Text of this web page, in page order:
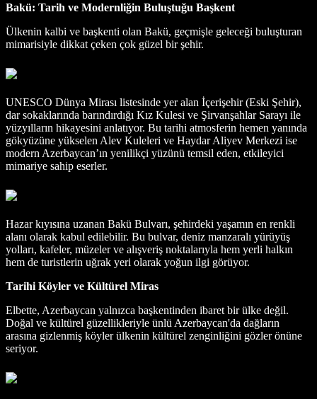
Bakü: Tarih ve Modernliğin Buluştuğu Başkent
Ülkenin kalbi ve başkenti olan Bakü, geçmişle geleceği buluşturan
mimarisiyle dikkat çeken çok güzel bir şehir.
UNESCO Dünya Mirası listesinde yer alan İçerişehir (Eski Şehir),
dar sokaklarında barındırdığı Kız Kulesi ve Şirvanşahlar Sarayı ile
yüzyılların hikayesini anlatıyor. Bu tarihi atmosferin hemen yanında
gökyüzüne yükselen Alev Kuleleri ve Haydar Aliyev Merkezi ise
modern Azerbaycan’ın yenilikçi yüzünü temsil eden, etkileyici
mimariye sahip eserler.
Hazar kıyısına uzanan Bakü Bulvarı, şehirdeki yaşamın en renkli
alanı olarak kabul edilebilir. Bu bulvar, deniz manzaralı yürüyüş
yolları, kafeler, müzeler ve alışveriş noktalarıyla hem yerli halkın
hem de turistlerin uğrak yeri olarak yoğun ilgi görüyor.
Tarihi Köyler ve Kültürel Miras
Elbette, Azerbaycan yalnızca başkentinden ibaret bir ülke değil.
Doğal ve kültürel güzellikleriyle ünlü Azerbaycan'da dağların
arasına gizlenmiş köyler ülkenin kültürel zenginliğini gözler önüne
seriyor.